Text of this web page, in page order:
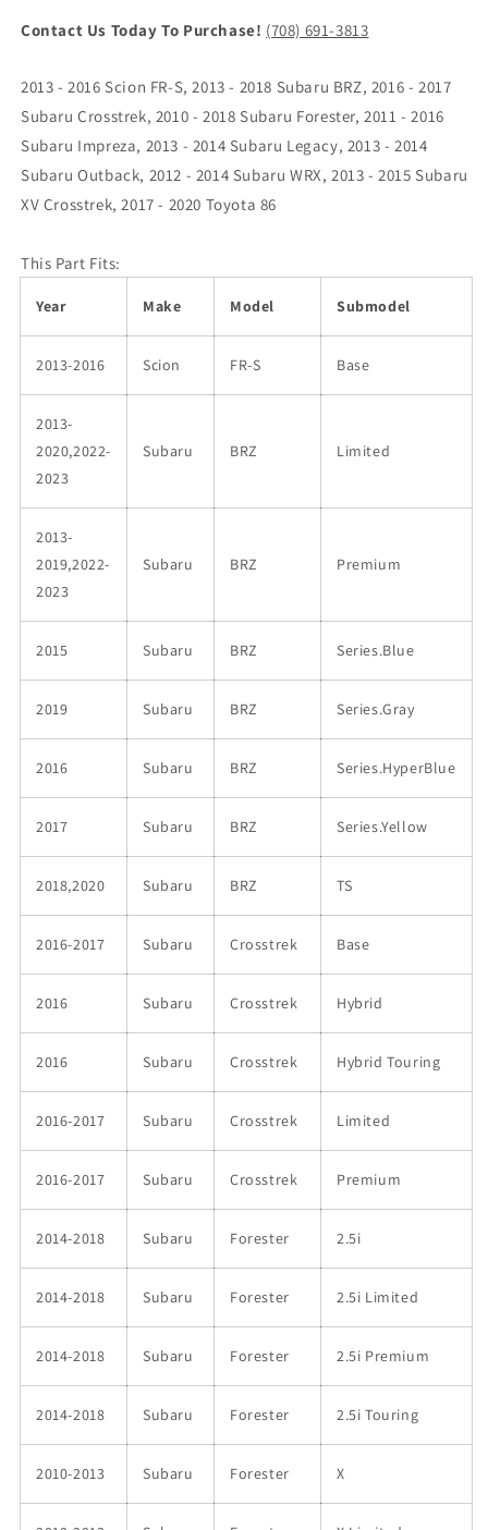
Contact Us Today To Purchase! (708) 691-3813
2013 - 2016 Scion FR-S, 2013 - 2018 Subaru BRZ, 2016 - 2017
Subaru Crosstrek, 2010 - 2018 Subaru Forester, 2011 - 2016
Subaru Impreza, 2013 - 2014 Subaru Legacy, 2013 - 2014
Subaru Outback, 2012 - 2014 Subaru WRX, 2013 - 2015 Subaru
XV Crosstrek, 2017 - 2020 Toyota 86
This Part Fits:
Year Make Model Submodel
2013-2016 Scion FR-S Base
2013-
2020,2022-
2023
Subaru BRZ Limited
2013-
2019,2022-
2023
Subaru BRZ Premium
2015 Subaru BRZ Series.Blue
2019 Subaru BRZ Series.Gray
2016 Subaru BRZ Series.HyperBlue
2017 Subaru BRZ Series.Yellow
2018,2020 Subaru BRZ TS
2016-2017 Subaru Crosstrek Base
2016 Subaru Crosstrek Hybrid
2016 Subaru Crosstrek Hybrid Touring
2016-2017 Subaru Crosstrek Limited
2016-2017 Subaru Crosstrek Premium
2014-2018 Subaru Forester 2.5i
2014-2018 Subaru Forester 2.5i Limited
2014-2018 Subaru Forester 2.5i Premium
2014-2018 Subaru Forester 2.5i Touring
2010-2013 Subaru Forester X